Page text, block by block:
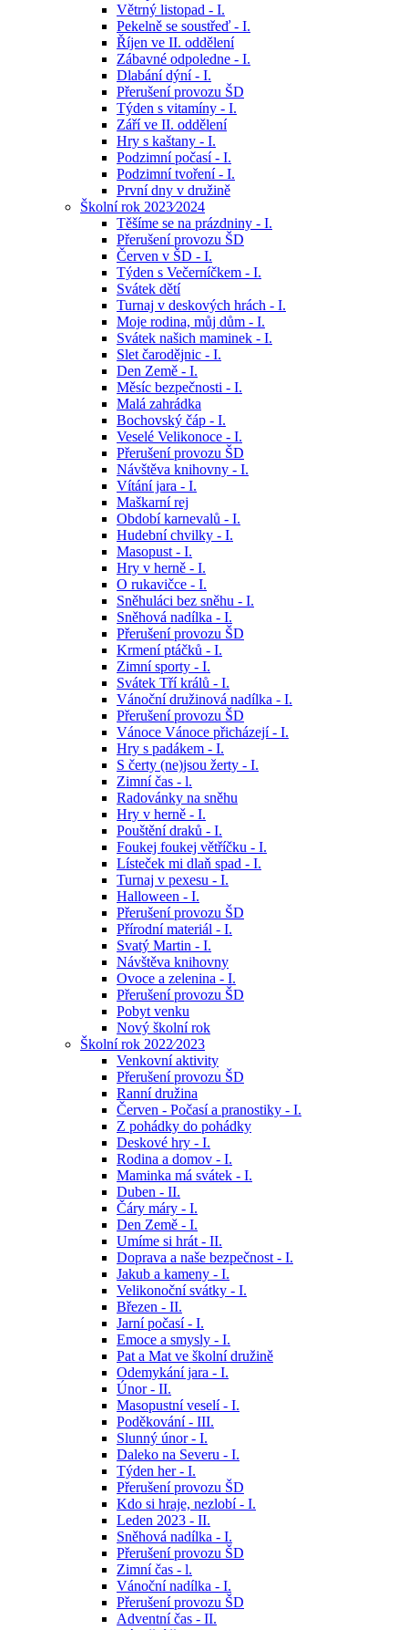
Větrný listopad - I.
Pekelně se soustřeď - I.
Říjen ve II. oddělení
Zábavné odpoledne - I.
Dlabání dýní - I.
Přerušení provozu ŠD
Týden s vitamíny - I.
Září ve II. oddělení
Hry s kaštany - I.
Podzimní počasí - I.
Podzimní tvoření - I.
První dny v družině
Školní rok 2023⁄2024
Těšíme se na prázdniny - I.
Přerušení provozu ŠD
Červen v ŠD - I.
Týden s Večerníčkem - I.
Svátek dětí
Turnaj v deskových hrách - I.
Moje rodina, můj dům - I.
Svátek našich maminek - I.
Slet čarodějnic - I.
Den Země - I.
Měsíc bezpečnosti - I.
Malá zahrádka
Bochovský čáp - I.
Veselé Velikonoce - I.
Přerušení provozu ŠD
Návštěva knihovny - I.
Vítání jara - I.
Maškarní rej
Období karnevalů - I.
Hudební chvilky - I.
Masopust - I.
Hry v herně - I.
O rukavičce - I.
Sněhuláci bez sněhu - I.
Sněhová nadílka - I.
Přerušení provozu ŠD
Krmení ptáčků - I.
Zimní sporty - I.
Svátek Tří králů - I.
Vánoční družinová nadílka - I.
Přerušení provozu ŠD
Vánoce Vánoce přicházejí - I.
Hry s padákem - I.
S čerty (ne)jsou žerty - I.
Zimní čas - l.
Radovánky na sněhu
Hry v herně - I.
Pouštění draků - I.
Foukej foukej větříčku - I.
Lísteček mi dlaň spad - I.
Turnaj v pexesu - I.
Halloween - I.
Přerušení provozu ŠD
Přírodní materiál - I.
Svatý Martin - I.
Návštěva knihovny
Ovoce a zelenina - I.
Přerušení provozu ŠD
Pobyt venku
Nový školní rok
Školní rok 2022⁄2023
Venkovní aktivity
Přerušení provozu ŠD
Ranní družina
Červen - Počasí a pranostiky - I.
Z pohádky do pohádky
Deskové hry - I.
Rodina a domov - I.
Maminka má svátek - I.
Duben - II.
Čáry máry - I.
Den Země - I.
Umíme si hrát - II.
Doprava a naše bezpečnost - I.
Jakub a kameny - I.
Velikonoční svátky - I.
Březen - II.
Jarní počasí - I.
Emoce a smysly - I.
Pat a Mat ve školní družině
Odemykání jara - I.
Únor - II.
Masopustní veselí - I.
Poděkování - III.
Slunný únor - I.
Daleko na Severu - I.
Týden her - I.
Přerušení provozu ŠD
Kdo si hraje, nezlobí - I.
Leden 2023 - II.
Sněhová nadílka - I.
Přerušení provozu ŠD
Zimní čas - l.
Vánoční nadílka - I.
Přerušení provozu ŠD
Adventní čas - II.